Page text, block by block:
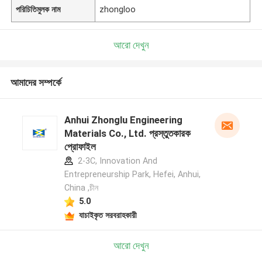
পরিচিতিমুলক নাম zhongloo
আরো দেখুন
আমাদের সম্পর্কে
Anhui Zhonglu Engineering
Materials Co., Ltd. প্রস্তুতকারক
প্রোফাইল
2-3C, Innovation And
Entrepreneurship Park, Hefei, Anhui,
China ,চীন
5.0
যাচাইকৃত সরবরাহকারী
আরো দেখুন